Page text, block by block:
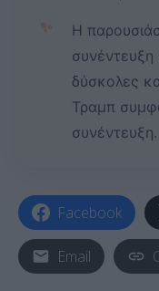
✨
Η
συνέντευξη
δύσκολες
Τραμπ
συνέντευξη.
Facebook
Email